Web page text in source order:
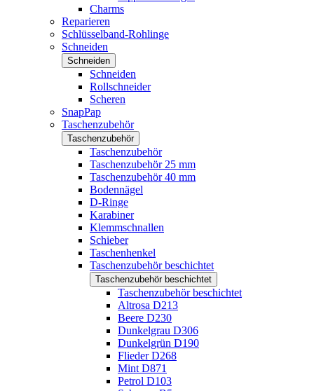
Charms
Reparieren
Schlüsselband-Rohlinge
Schneiden
Schneiden
Schneiden
Rollschneider
Scheren
SnapPap
Taschenzubehör
Taschenzubehör
Taschenzubehör
Taschenzubehör 25 mm
Taschenzubehör 40 mm
Bodennägel
D-Ringe
Karabiner
Klemmschnallen
Schieber
Taschenhenkel
Taschenzubehör beschichtet
Taschenzubehör beschichtet
Taschenzubehör beschichtet
Altrosa D213
Beere D230
Dunkelgrau D306
Dunkelgrün D190
Flieder D268
Mint D871
Petrol D103